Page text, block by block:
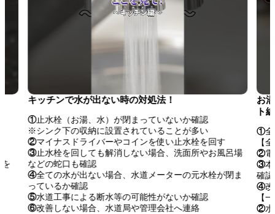
を
キッチンで水が出ない時の対処法！
①止水栓（お湯、水）が閉まっていないか確認
※シンク下の収納に設置されていることが多い
②マイナスドライバーやコインを使い止水栓を回す
③止水栓を回しても解消しない場合、洗面所やお風呂場
などの蛇口も確認
④全ての水が出ない場合、水道メーターの元水栓が閉ま
っているか確認
⑤水道工事による断水等の可能性がないか確認
⑥改善しない場合、水道局や管理会社へ連絡
お
ト
①
【
②
③
確認
④
【
②